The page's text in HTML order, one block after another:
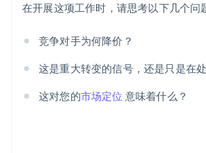
在开展这项工作时，请思考以下几个问
竞争对手为何降价？
这是重大转变的信号，还是只是在
这对您的市场定位 意味着什么？